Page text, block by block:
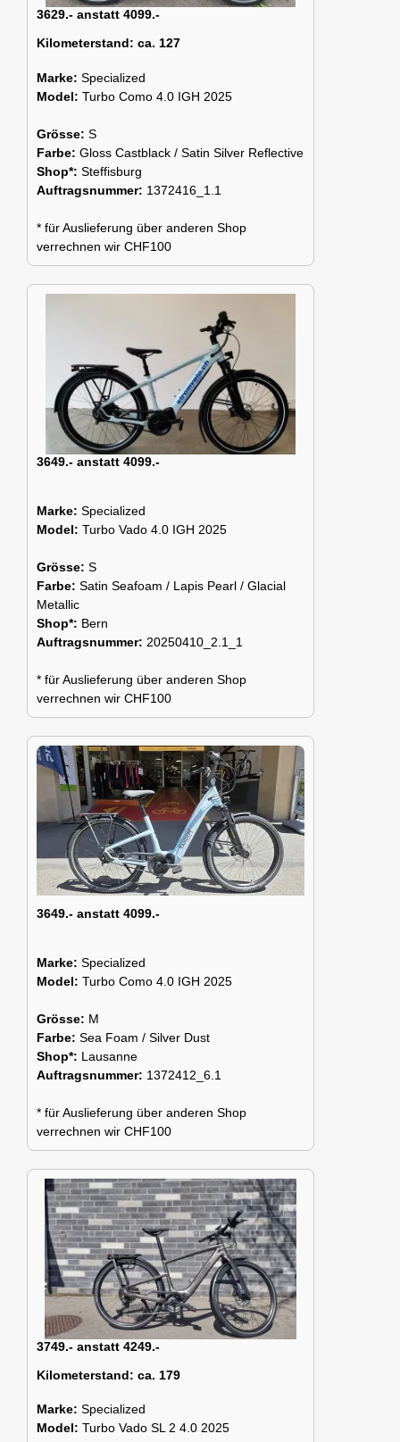
3629.- anstatt 4099.-
Kilometerstand: ca. 127
Marke: Specialized
Model: Turbo Como 4.0 IGH 2025
Grösse: S
Farbe: Gloss Castblack / Satin Silver Reflective
Shop*: Steffisburg
Auftragsnummer: 1372416_1.1
* für Auslieferung über anderen Shop
verrechnen wir CHF100
3649.- anstatt 4099.-
Marke: Specialized
Model: Turbo Vado 4.0 IGH 2025
Grösse: S
Farbe: Satin Seafoam / Lapis Pearl / Glacial
Metallic
Shop*: Bern
Auftragsnummer: 20250410_2.1_1
* für Auslieferung über anderen Shop
verrechnen wir CHF100
3649.- anstatt 4099.-
Marke: Specialized
Model: Turbo Como 4.0 IGH 2025
Grösse: M
Farbe: Sea Foam / Silver Dust
Shop*: Lausanne
Auftragsnummer: 1372412_6.1
* für Auslieferung über anderen Shop
verrechnen wir CHF100
3749.- anstatt 4249.-
Kilometerstand: ca. 179
Marke: Specialized
Model: Turbo Vado SL 2 4.0 2025